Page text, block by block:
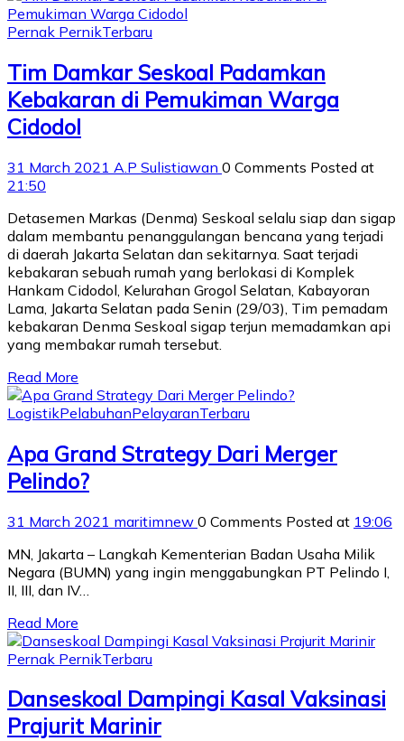
Pernak PernikTerbaru
Tim Damkar Seskoal Padamkan
Kebakaran di Pemukiman Warga
Cidodol
31 March 2021 A.P Sulistiawan 0 Comments Posted at
21:50
Detasemen Markas (Denma) Seskoal selalu siap dan sigap
dalam membantu penanggulangan bencana yang terjadi
di daerah Jakarta Selatan dan sekitarnya. Saat terjadi
kebakaran sebuah rumah yang berlokasi di Komplek
Hankam Cidodol, Kelurahan Grogol Selatan, Kabayoran
Lama, Jakarta Selatan pada Senin (29/03), Tim pemadam
kebakaran Denma Seskoal sigap terjun memadamkan api
yang membakar rumah tersebut.
Read More
LogistikPelabuhanPelayaranTerbaru
Apa Grand Strategy Dari Merger
Pelindo?
31 March 2021 maritimnew 0 Comments Posted at 19:06
MN, Jakarta – Langkah Kementerian Badan Usaha Milik
Negara (BUMN) yang ingin menggabungkan PT Pelindo I,
II, III, dan IV…
Read More
Pernak PernikTerbaru
Danseskoal Dampingi Kasal Vaksinasi
Prajurit Marinir